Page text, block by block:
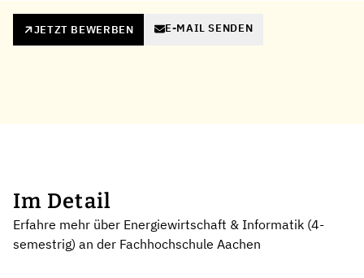
JETZT BEWERBEN E-MAIL SENDEN
Im Detail
Erfahre mehr über Energiewirtschaft & Informatik (4-
semestrig) an der Fachhochschule Aachen